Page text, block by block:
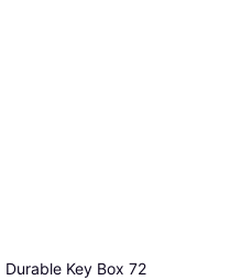
Durable Key Box 72